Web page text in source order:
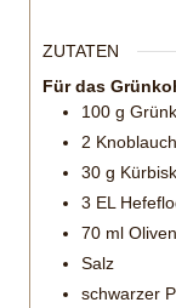
ZUTATEN
Für das
100 g
2
30 g
3 EL
70 ml
Salz
schwarzer